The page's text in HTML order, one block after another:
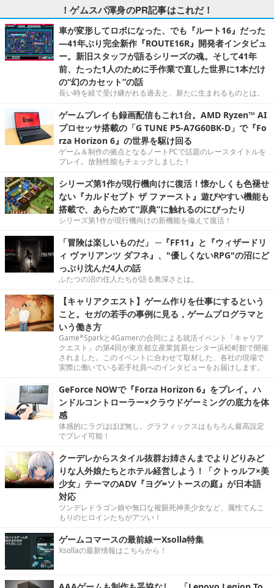
！ゲムスパ渾身のPR記事はこれだ！
車が変形してロボになった、でも『ルート16』だった
―41年ぶり完全新作『ROUTE16R』開発者インタビュ
ー。新旧スタッフが語るシリーズの魂。そして41年
前、たった1人のために手作業で直した世界に1本だけ
の“幻のカセット”の話
長い時を経て受け継がれる過去と、新たに生まれるものとは。
ゲームプレイも録画配信もこれ1台。AMD Ryzen™ AI
プロセッサ搭載の「G TUNE P5-A7G60BK-D」で『Fo
rza Horizon 6』の世界を駆け回る
ゲーム＆制作の拠点となるノートPCで話題のレースタイトルを
プレイ。放熱性能もチェックしました！
シリーズ第1作が現行機向けに復活！懐かしくも色褪せ
ない『カルドセプト ザ ファースト』遊びやすい機能も
搭載で、あらためて“原典”に触れるのにぴったり
シリーズ第1作が現行機向けの新機能を備えて復活！
「冒険は楽しいものだ」 ─『FF11』と『ウィザードリ
ィ ヴァリアンツ ダフネ』、"優しくないRPG"の沼にど
っぷり沈んだ4人の話
ふたつの沼の住人たちが語る奥深さとは。
【キャリアクエスト】ゲーム作りを仕事にするという
こと。セガの若手の事例に見る，ゲームプログラマと
いう働き方
Game*Sparkと4Gamerの合同による就活イベント「キャリア
クエスト」の第4回が東京都立産業貿易センター浜松町館で開催
されました。このイベントに合わせて取材した、各社の現場で
実際に働いている若手社員へのインタビューをお届けします。
GeForce NOWで『Forza Horizon 6』をプレイ。ハ
ンドルコントローラー×クラウドゲーミングの底力を体
感
体感的にラグはほぼ無し。グラフィックスはもちろん最高設定
でプレイ可能！
クーデレからスタイル抜群お姉さんまでよりどりみど
りな人外娘たちとホテル経営しよう！「クトゥルフ×美
少女」テーマのADV『ヨグ=ソトースの庭』が日本語
対応
ツンデレドラゴン娘や無口な複眼死神美少女など、属性てんこ
もりのヒロインたちがアツい！
ゲームコマースの最前線ーXsolla特集
Xsollaの最新情報はこちらから！